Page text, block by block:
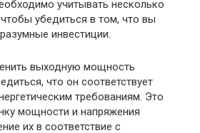
учитывать несколько
убедиться в том, что вы
инвестиции.
выходную мощность
что он соответствует
требованиям. Это
мощности и напряжения
их в соответствие с